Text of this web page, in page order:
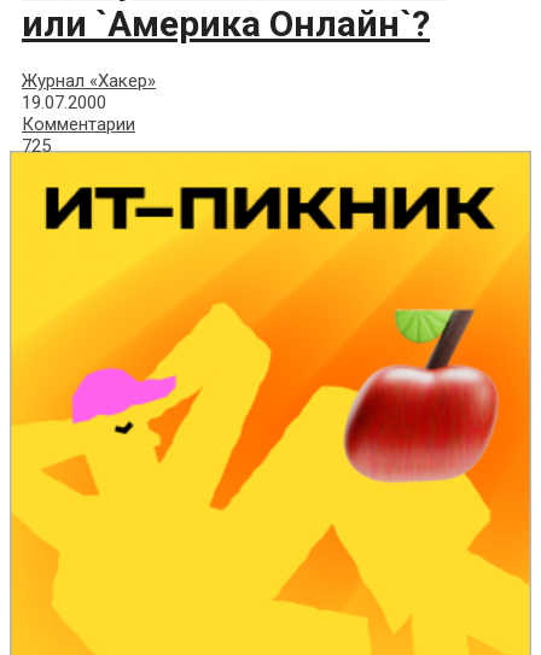
или `Америка Онлайн`?
Журнал «Хакер»
19.07.2000
Комментарии
725